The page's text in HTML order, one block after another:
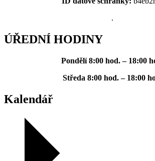
.
ÚŘEDNÍ HODINY
Pondělí 8:00 hod. – 18:00
Středa 8:00 hod. – 18:00
Kalendář